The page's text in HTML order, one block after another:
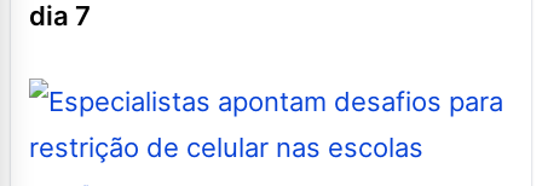
dia 7